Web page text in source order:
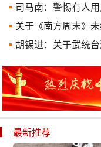
司马南：警惕有人
关于《南方周末》未
胡锡进：关于武统台
最新推荐